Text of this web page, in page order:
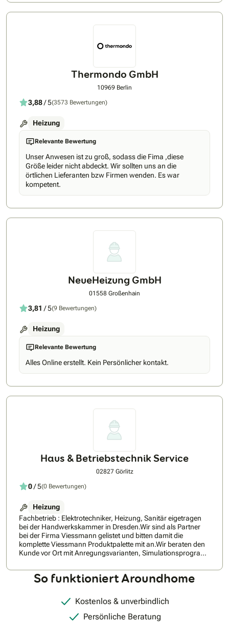
sinnvoll auf monatliche Raten verteilen, wenn gewünscht.
Thermondo GmbH
10969 Berlin
3,88/ 5(3573 Bewertungen)
Heizung
Relevante Bewertung
Unser Anwesen ist zu groß, sodass die Fima ,diese
Größe leider nicht abdeckt. Wir sollten uns an die
örtlichen Lieferanten bzw Firmen wenden. Es war
kompetent.
NeueHeizung GmbH
01558 Großenhain
3,81 / 5(9 Bewertungen)
Heizung
Relevante Bewertung
Alles Online erstellt. Kein Persönlicher kontakt.
Haus & Betriebstechnik Service
02827 Görlitz
0/ 5(0 Bewertungen)
Heizung
Fachbetrieb : Elektrotechniker, Heizung, Sanitär eigetragen
bei der Handwerkskammer in Dresden.Wir sind als Partner
bei der Firma Viessmann gelistet und bitten damit die
komplette Viessmann Produktpalette mit an.Wir beraten den
Kunde vor Ort mit Anregungsvarianten, Simulationsprogram,
So funktioniert Aroundhome
Kostenlos & unverbindlich
Persönliche Beratung